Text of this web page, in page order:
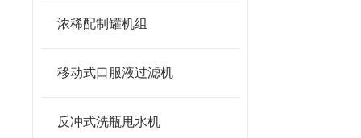
浓稀配制罐机组
移动式口服液过滤机
反冲式洗瓶甩水机